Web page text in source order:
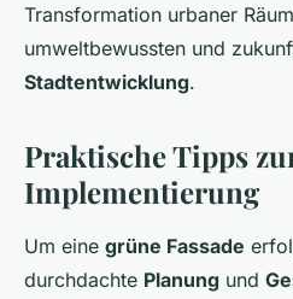
Transformation urbaner
umweltbewussten und
Stadtentwicklung.
Praktische Tipps
Implementierung
Um eine grüne Fassade
durchdachte Planung und